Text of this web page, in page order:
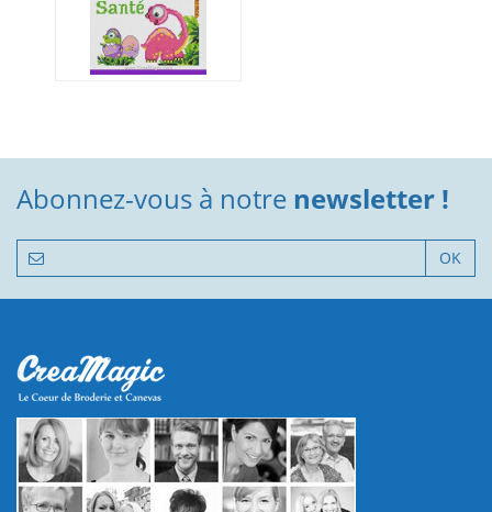
Abonnez-vous à notre newsletter !
OK